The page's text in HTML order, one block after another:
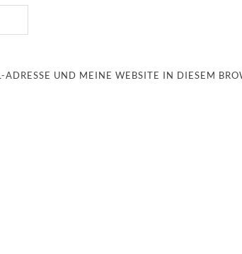
UND MEINE WEBSITE IN DIESEM